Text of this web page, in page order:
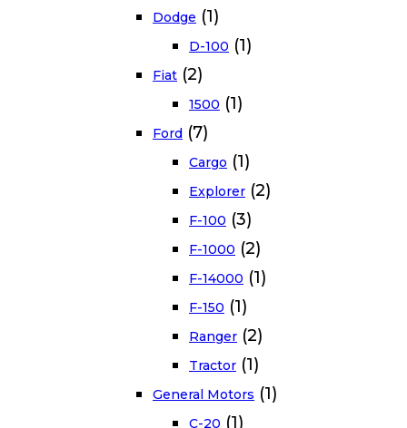
Dodge (1)
D-100 (1)
Fiat (2)
1500 (1)
Ford (7)
Cargo (1)
Explorer (2)
F-100 (3)
F-1000 (2)
F-14000 (1)
F-150 (1)
Ranger (2)
Tractor (1)
General Motors (1)
C-20 (1)